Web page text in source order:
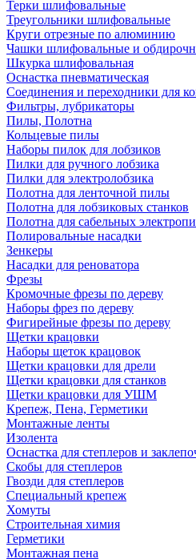
Терки шлифовальные
Треугольники шлифовальные
Круги отрезные по алюминию
Чашки шлифовальные и
Шкурка шлифовальная
Оснастка пневматическая
Соединения и переходники для
Фильтры, лубрикаторы
Пилы, Полотна
Кольцевые пилы
Наборы пилок для лобзиков
Пилки для ручного лобзика
Пилки для электролобзика
Полотна для ленточной пилы
Полотна для лобзиковых станков
Полотна для сабельных
Полировальные насадки
Зенкеры
Насадки для реноватора
Фрезы
Кромочные фрезы по дереву
Наборы фрез по дереву
Фигирейные фрезы по дереву
Щетки крацовки
Наборы щеток крацовок
Щетки крацовки для дрели
Щетки крацовки для станков
Щетки крацовки для УШМ
Крепеж, Пена, Герметики
Монтажные ленты
Изолента
Оснастка для степлеров и
Скобы для степлеров
Гвозди для степлеров
Специальный крепеж
Хомуты
Строительная химия
Герметики
Монтажная пена